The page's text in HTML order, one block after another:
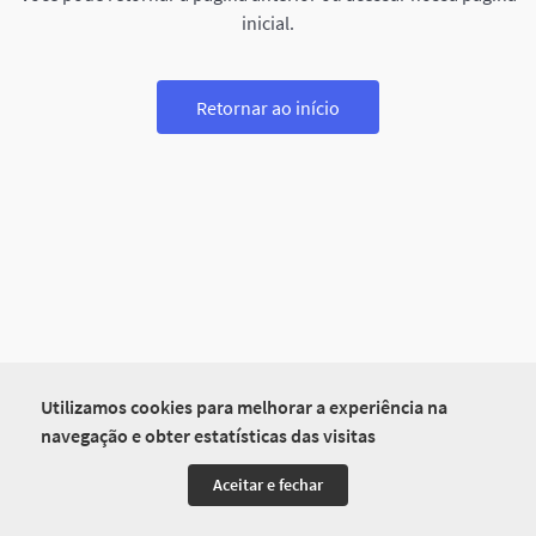
Utilizamos cookies para melhorar a experiência na
navegação e obter estatísticas das visitas
Aceitar e fechar
inicial.
Retornar ao início